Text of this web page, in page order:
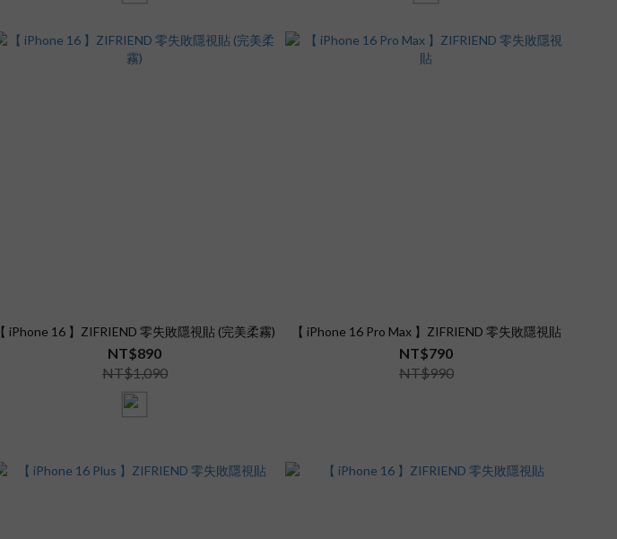
【 iPhone 16 】ZIFRIEND 零失敗隱視貼 (完美柔霧)
NT$890
NT$1,090
【 iPhone 16 Pro Max 】ZIFRIEND 零失敗隱視貼
NT$790
NT$990